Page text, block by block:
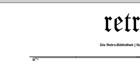
Die Retro-Bibliothek |